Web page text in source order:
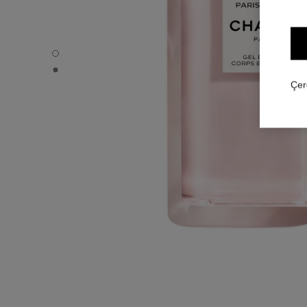
PARIS - PARIS - Varsayılan görünüm
PARIS - PARIS - Alternatif görünüm 1